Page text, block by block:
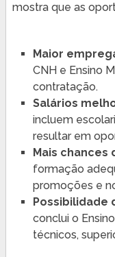
mostra que as
Maior
CNH e Ensino
contratação.
Salários
incluem
resultar em
Mais chances
formação
promoções e
Possibilidade
conclui o
técnicos,